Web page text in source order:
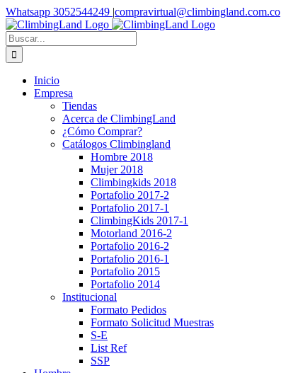
Saltar
al
contenido
Facebook
Instagram
YouTube
WhatsApp
Whatsapp 3052544249 |compravirtual@climbingland.com.co
Buscar:
Inicio
Empresa
Tiendas
Acerca de ClimbingLand
¿Cómo Comprar?
Catálogos Climbingland
Hombre 2018
Mujer 2018
Climbingkids 2018
Portafolio 2017-2
Portafolio 2017-1
ClimbingKids 2017-1
Motorland 2016-2
Portafolio 2016-2
Portafolio 2016-1
Portafolio 2015
Portafolio 2014
Institucional
Formato Pedidos
Formato Solicitud Muestras
S-E
List Ref
SSP